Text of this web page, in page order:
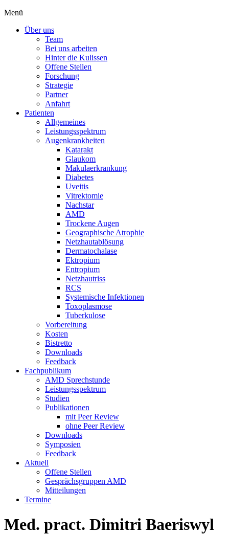
Menü
Über uns
Team
Bei uns arbeiten
Hinter die Kulissen
Offene Stellen
Forschung
Strategie
Partner
Anfahrt
Patienten
Allgemeines
Leistungsspektrum
Augenkrankheiten
Katarakt
Glaukom
Makulaerkrankung
Diabetes
Uveitis
Vitrektomie
Nachstar
AMD
Trockene Augen
Geographische Atrophie
Netzhautablösung
Dermatochalase
Ektropium
Entropium
Netzhautriss
RCS
Systemische Infektionen
Toxoplasmose
Tuberkulose
Vorbereitung
Kosten
Bistretto
Downloads
Feedback
Fachpublikum
AMD Sprechstunde
Leistungsspektrum
Studien
Publikationen
mit Peer Review
ohne Peer Review
Downloads
Symposien
Feedback
Aktuell
Offene Stellen
Gesprächsgruppen AMD
Mitteilungen
Termine
Med. pract. Dimitri Baeriswyl